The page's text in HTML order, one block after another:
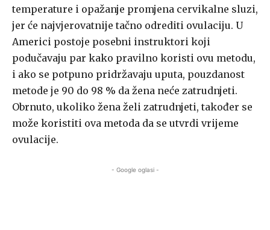
temperature i opažanje promjena cervikalne sluzi,
jer će najvjerovatnije tačno odrediti ovulaciju. U
Americi postoje posebni instruktori koji
podučavaju par kako pravilno koristi ovu metodu,
i ako se potpuno pridržavaju uputa, pouzdanost
metode je 90 do 98 % da žena neće zatrudnjeti.
Obrnuto, ukoliko žena želi zatrudnjeti, također se
može koristiti ova metoda da se utvrdi vrijeme
ovulacije.
- Google oglasi -